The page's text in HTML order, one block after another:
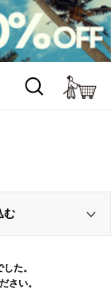
む
た。
さい。